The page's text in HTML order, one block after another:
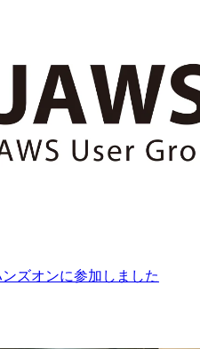
ズオンに参加しました